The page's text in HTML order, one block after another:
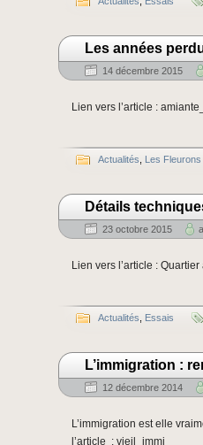
Les années
14 décembre 2015
Lien vers l’article :
Actualités Les Fleurons
Détails
23 octobre 2015
Lien vers l’article :
Actualités Essais
L’immigration :
12 décembre 2014
L’immigration est elle
l’article : vieil_immi